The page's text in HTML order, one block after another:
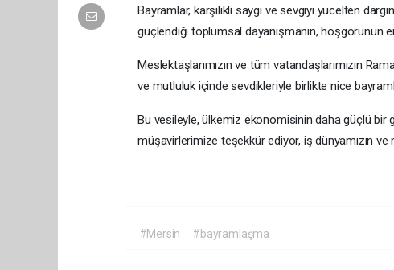
Bayramlar, karşılıklı saygı ve sevgiyi yücelten
güçlendiği toplumsal dayanışmanın, hoşgörünün
Meslektaşlarımızın ve tüm vatandaşlarımızın
ve mutluluk içinde sevdikleriyle birlikte nice
Bu vesileyle, ülkemiz ekonomisinin daha güçlü bir
müşavirlerimize teşekkür ediyor, iş
#Mersin #bayramlaşma